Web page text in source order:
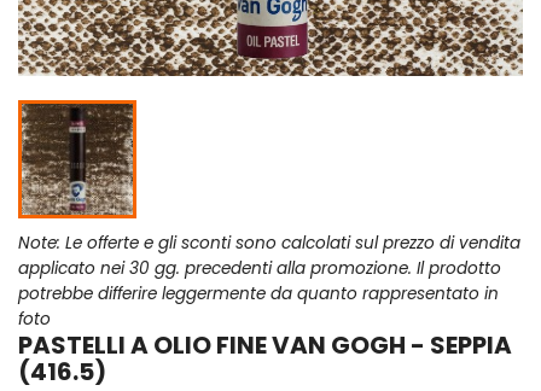
Note: Le offerte e gli sconti sono calcolati sul prezzo di vendita
applicato nei 30 gg. precedenti alla promozione. Il prodotto
potrebbe differire leggermente da quanto rappresentato in
foto
PASTELLI A OLIO FINE VAN GOGH - SEPPIA
(416.5)